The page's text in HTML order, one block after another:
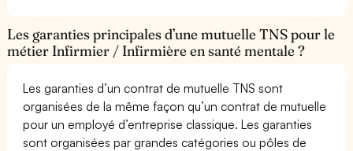
Les garanties principales d’une mutuelle TNS pour le
métier Infirmier / Infirmière en santé mentale ?
Les garanties d’un contrat de mutuelle TNS sont
organisées de la même façon qu’un contrat de mutuelle
pour un employé d’entreprise classique. Les garanties
sont organisées par grandes catégories ou pôles de